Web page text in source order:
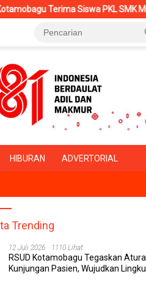
SMK Muhammadiyah, Perkuat
HIBURAN ADVERTORIAL
Trending
12 Juli 2026 1110 Lihat
RSUD Kotamobagu Tegaskan
Kunjungan Pasien, Wujudkan